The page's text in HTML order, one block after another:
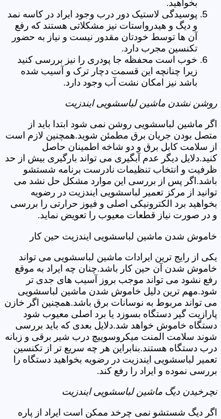
بخواهید.
پوسیدگی لاستیک دور درب وجود ایراد در کاسه نمد
و دیگ و هیدرواستات نیز مشکلاتی هستند که رفع
آن ها توسط خودتان مقدور نیست و نیاز به حضور
تکنسین مجرب دارد.
خوب است محفظه جا پودری را نیز بررسی کنید
زیرا چنانچه این قسمت دچار ترک و آسیب شده
باشد نیز امکان نشت آب وجود دارد.
روشن نشدن ماشین لباسشویی ایندزیت
اگر ماشین لباسشویی روشن نمی شود ابتدا باید از
متصل بودن جریان برق مطمئن شوید.همچنین لازم است
از سلامت کابل برق و دو شاخه اطمینان حاصل
کنید.دلایل دیگر عدم آبگیری می تواند بارگیری بیش از حد
ظرفیت و انتخاب تنظیمات نادرست برنامه شستشو
باشد.اگر پس از بررسی این موارد مشکل حل نشد می
توانید از مرکز تعمیر لباسشویی ایندزیت در رضویه
بخواهید برد الکترونیکی اصلی و فیوز حرارتی را بررسی
و در صورت نیاز قطعات معیوب را تعویض نماید.
خاموش شدن ماشین لباسشویی ایندزیت حین کار
یکی از رایج ترین ایرادات ماشین لباسشویی می تواند
خاموش شدن آن حین کار باشد.چنان چه ایراد به موقع
رفع نشود می تواند موجب بروز آسیب های جدی تر
شود.مهم ترین دلیل خاموش شدن ماشین لباسشویی
می تواند مربوط به نوسانات برق باشد.همچنین اگر خازن
پارازیت گیر دستگاه بسوزد یا برد اصلی معیوب شود
دستگاه خاموش خواهد شد.دلایل بعدی که باید بررسی
شوند سلامت المنت میکروسوییچ درب شیر برقی و زبانه
درب دستگاه هستند.بنابراین هر چه سریع تر از تکنسین
تعمیر لباسشویی ایندزیت در رضویه بخواهید دستگاه را
بررسی نموده و ایراد را رفع کند.
نچرخیدن دیگ ماشین لباسشویی ایندزیت
اگر دیگ شستشو نمی چرخد ممکن است ایراد از پاره